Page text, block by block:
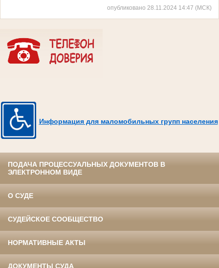
опубликовано 28.11.2024 14:47 (МСК)
Информация для маломобильных групп населения
ПОДАЧА ПРОЦЕССУАЛЬНЫХ ДОКУМЕНТОВ В
ЭЛЕКТРОННОМ ВИДЕ
О СУДЕ
СУДЕЙСКОЕ СООБЩЕСТВО
НОРМАТИВНЫЕ АКТЫ
ДОКУМЕНТЫ СУДА